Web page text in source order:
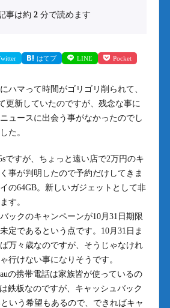
事は約 2分で読めます
はてブ LINE Pocket
ハマって時間がゴリゴリ削られて、
更新していたのですが、残念な事に
ュースに出会う事がなかったのでし
た。
ですが、ちょっと遠い店で2万円のキ
事が判明したので予約だけしてきま
の64GB。新しいガジェットとして非
す。
ックのキャンペーンが10月31日期限
定であるという点です。10月31日ま
万々歳なのですが、そうじゃなけれ
行けない事になりそうです。
の携帯電話は家族皆が使っているの
鉄板なのですが、キャッシュバック
いう希望もあるので、できればキャ